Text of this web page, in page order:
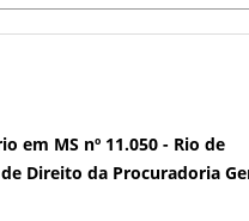
em MS nº 11.050 - Rio de
Direito da Procuradoria